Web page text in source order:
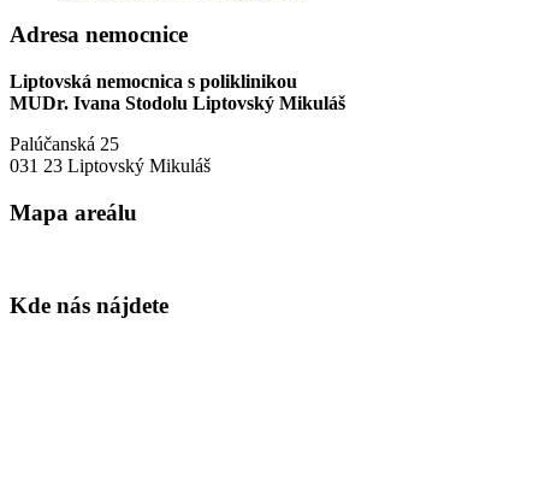
Adresa nemocnice
Liptovská nemocnica s poliklinikou
MUDr. Ivana Stodolu Liptovský Mikuláš
Palúčanská 25
031 23 Liptovský Mikuláš
Mapa areálu
Kde nás nájdete